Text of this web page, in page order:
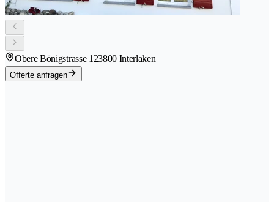
Obere Bönigstrasse 123800 Interlaken
Offerte anfragen